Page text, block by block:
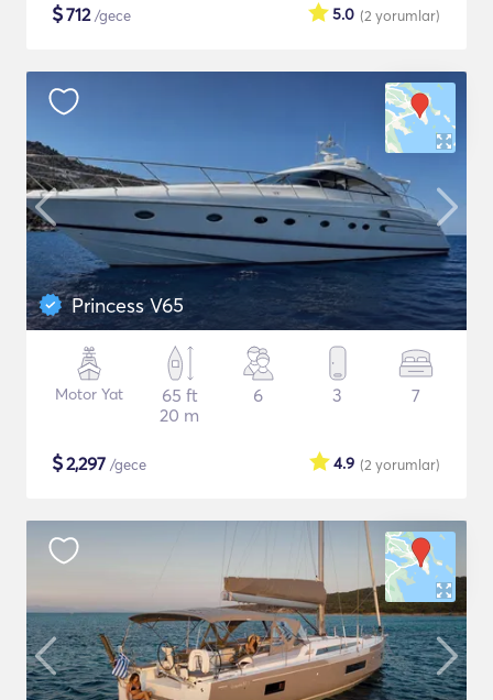
$712/gece (2 yorumlar)
5.0
Princess V65
Motor Yat
65 ft
20 m
6 3 7
$2,297 /gece (2 yorumlar)
4.9